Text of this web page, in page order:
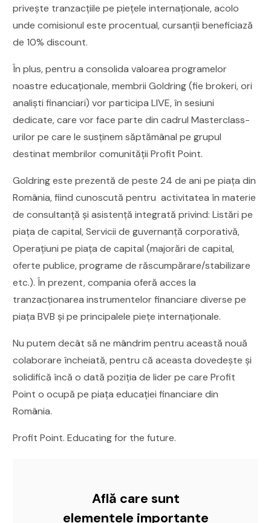
privește tranzacțiile pe piețele internaționale, acolo
unde comisionul este procentual, cursanții beneficiază
de 10% discount.
În plus, pentru a consolida valoarea programelor
noastre educaționale, membrii Goldring (fie brokeri, ori
analiști financiari) vor participa LIVE, în sesiuni
dedicate, care vor face parte din cadrul Masterclass-
urilor pe care le susținem săptămânal pe grupul
destinat membrilor comunității Profit Point.
Goldring este prezentă de peste 24 de ani pe piața din
România, fiind cunoscută pentru activitatea în materie
de consultanță și asistență integrată privind: Listări pe
piața de capital, Servicii de guvernanță corporativă,
Operațiuni pe piața de capital (majorări de capital,
oferte publice, programe de răscumpărare/stabilizare
etc.). În prezent, compania oferă acces la
tranzacționarea instrumentelor financiare diverse pe
piața BVB și pe principalele piețe internaționale.
Nu putem decât să ne mândrim pentru această nouă
colaborare încheiată, pentru că aceasta dovedește și
solidifică încă o dată poziția de lider pe care Profit
Point o ocupă pe piața educației financiare din
România.
Profit Point. Educating for the future.
Află care sunt
elementele importante